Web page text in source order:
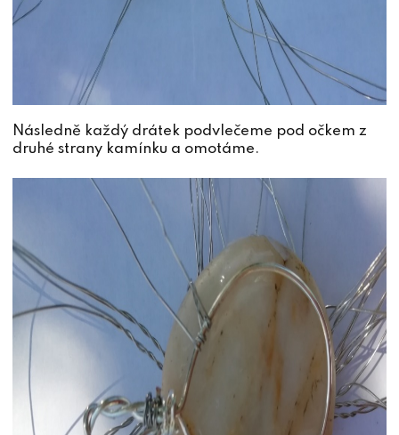
Následně každý drátek podvlečeme pod očkem z
druhé strany kamínku a omotáme.